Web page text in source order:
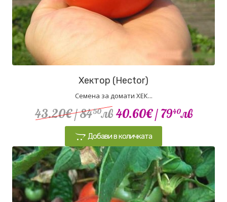
Хектор (Hector)
Семена за домати ХЕК...
43.20€/ 8450лв 40.60€/ 7940лв
Добави в количката